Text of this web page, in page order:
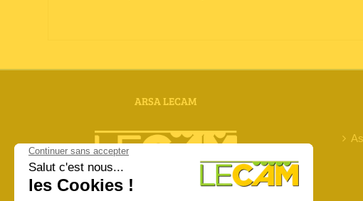
ARSA LECAM